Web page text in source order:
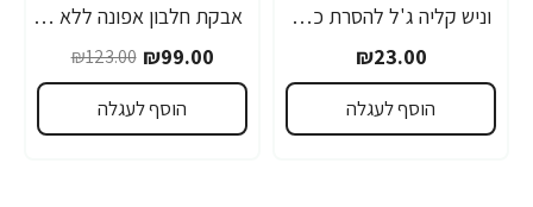
וניש קליה ג'ל להסרת כתמים 3 ליטר - מבית Vanish
₪23.00
הוסף לעגלה
-20%
אבקת חלבון אפונה ללא טעם 340 גרם - מבית NOW FOODS
₪99.00
₪123.00
הוסף לעגלה